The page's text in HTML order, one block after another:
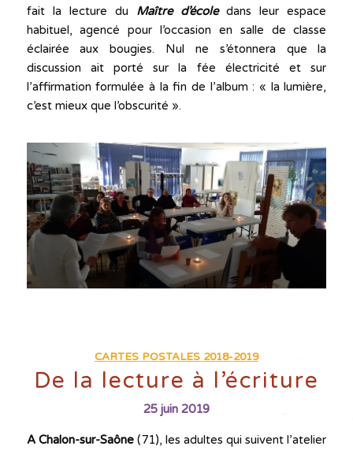
fait la lecture du Maître d’écoledans leur espace
habituel, agencé pour l’occasion en salle de classe
éclairée aux bougies. Nul ne s’étonnera que la
discussion ait porté sur la fée électricité et sur
l’affirmation formulée à la fin de l’album : « la lumière,
c’est mieux que l’obscurité ».
CARTES POSTALES 2018-2019
De la lecture à l’écriture
25 juin 2019
A Chalon-sur-Saône(71), les adultes qui suivent l’atelier